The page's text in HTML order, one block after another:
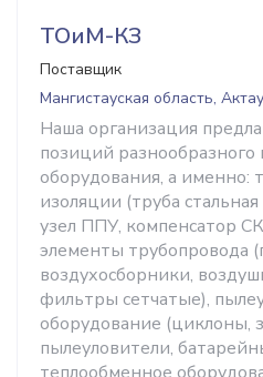
ТОиМ-КЗ
Поставщик
Мангистауская область, Актау
Наша организация
позиций
оборудования, а
изоляции (труба
узел ППУ, компенсатор
элементы трубопровода
воздухосборники,
фильтры сетчатые),
оборудование (циклоны,
пылеуловители,